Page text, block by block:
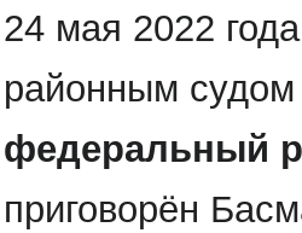
24 мая 2022
районным
федеральный
приговорён